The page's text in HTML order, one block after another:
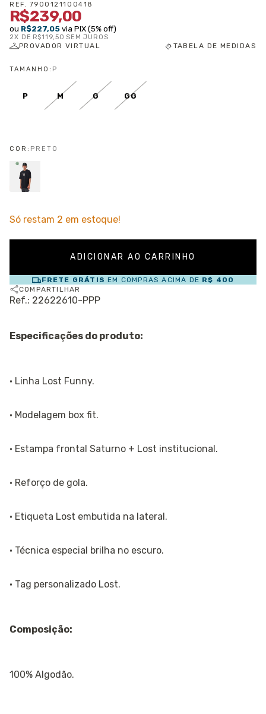
REF. 7900121100418
R$239,00
ou R$227,05 via PIX (5% off)
2X DE R$119,50 SEM JUROS
PROVADOR VIRTUAL TABELA DE MEDIDAS
TAMANHO: P
P M G GG
COR: PRETO
Só restam 2 em estoque!
FRETE GRÁTIS EM COMPRAS ACIMA DE R$ 400
COMPARTILHAR
Ref.: 22622610-PPP
Especificações do produto:
· Linha Lost Funny.
· Modelagem box fit.
· Estampa frontal Saturno + Lost institucional.
· Reforço de gola.
· Etiqueta Lost embutida na lateral.
· Técnica especial brilha no escuro.
· Tag personalizado Lost.
Composição:
100% Algodão.